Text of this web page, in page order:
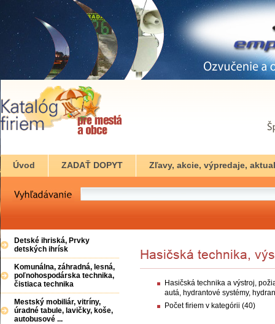
Úvod ZADAŤ DOPYT Zľavy, akcie, výpredaje,
Detské ihriská, Prvky
detských ihrísk
Komunálna, záhradná, lesná,
poľnohospodárska technika,
čistiaca technika
Mestský mobiliár, vitríny,
úradné tabule, lavičky, koše,
autobusové ...
Hasičská technika a výstroj,
autá, hydrantové systémy,
Počet firiem v kategórii (40)